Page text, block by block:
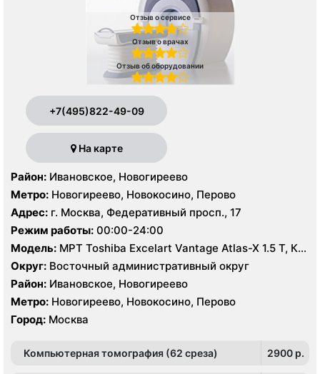
Отзыв о сервисе
Отзыв о врачах
Отзыв об оборудовании
+7(495)822-49-09
На карте
Район: Ивановское, Новогиреево
Метро: Новогиреево, Новокосино, Перово
Адрес: г. Москва, Федеративный просп., 17
Режим работы: 00:00-24:00
Модель: МРТ Toshiba Excelart Vantage Atlas-X 1.5 T, КТ
Toshiba Aquilion 64 среза, УЗИ
Округ: Восточный административный округ
Район: Ивановское, Новогиреево
Метро: Новогиреево, Новокосино, Перово
Город: Москва
Компьютерная томография (62 среза) 2900 p.